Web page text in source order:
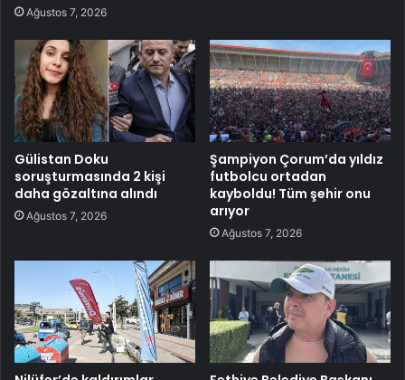
Ağustos 7, 2026
Gülistan Doku
soruşturmasında 2 kişi
daha gözaltına alındı
Ağustos 7, 2026
Şampiyon Çorum’da yıldız
futbolcu ortadan
kayboldu! Tüm şehir onu
arıyor
Ağustos 7, 2026